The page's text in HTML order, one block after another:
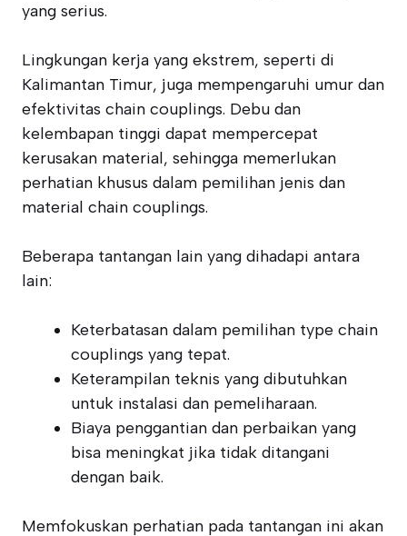
yang serius.
Lingkungan kerja yang ekstrem, seperti di
Kalimantan Timur, juga mempengaruhi umur dan
efektivitas chain couplings. Debu dan
kelembapan tinggi dapat mempercepat
kerusakan material, sehingga memerlukan
perhatian khusus dalam pemilihan jenis dan
material chain couplings.
Beberapa tantangan lain yang dihadapi antara
lain:
Keterbatasan dalam pemilihan type chain
couplings yang tepat.
Keterampilan teknis yang dibutuhkan
untuk instalasi dan pemeliharaan.
Biaya penggantian dan perbaikan yang
bisa meningkat jika tidak ditangani
dengan baik.
Memfokuskan perhatian pada tantangan ini akan